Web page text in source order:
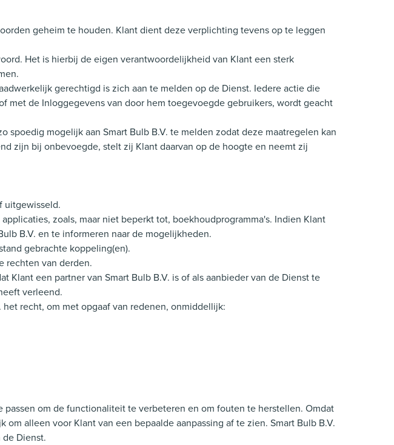
geheim te houden. Klant dient deze verplichting tevens op te leggen
Het is hierbij de eigen verantwoordelijkheid van Klant een sterk
gerechtigd is zich aan te melden op de Dienst. Iedere actie die
met de Inloggegevens van door hem toegevoegde gebruikers, wordt geacht
mogelijk aan Smart Bulb B.V. te melden zodat deze maatregelen kan
zijn bij onbevoegde, stelt zij Klant daarvan op de hoogte en neemt zij
uitgewisseld.
zoals, maar niet beperkt tot, boekhoudprogramma's. Indien Klant
B.V. en te informeren naar de mogelijkheden.
gebrachte koppeling(en).
rechten van derden.
een partner van Smart Bulb B.V. is of als aanbieder van de Dienst te
verleend.
recht, om met opgaaf van redenen, onmiddellijk:
om de functionaliteit te verbeteren en om fouten te herstellen. Omdat
alleen voor Klant van een bepaalde aanpassing af te zien. Smart Bulb B.V.
Dienst.